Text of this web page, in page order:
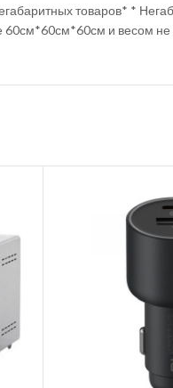
товаров* *
60см*60см*60см и весом не